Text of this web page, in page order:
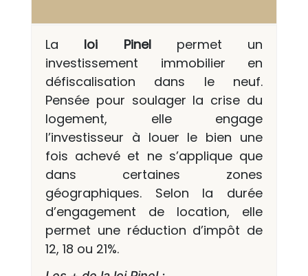
La loi Pinelpermet un
investissement immobilier en
défiscalisation dans le neuf.
Pensée pour soulager la crise du
logement, elle engage
l’investisseur à louer le bien une
fois achevé et ne s’applique que
dans certaines zones
géographiques. Selon la durée
d’engagement de location, elle
permet une réduction d’impôt de
12, 18 ou 21%.